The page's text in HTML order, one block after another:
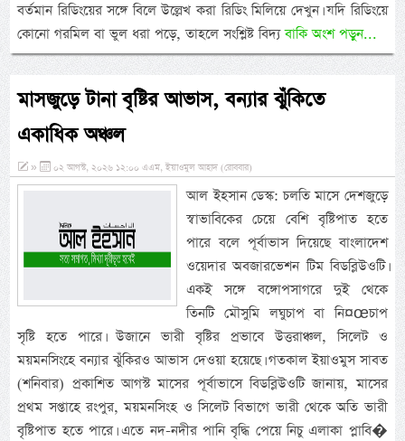
বর্তমান রিডিংয়ের সঙ্গে বিলে উল্লেখ করা রিডিং মিলিয়ে দেখুন। যদি রিডিংয়ে
কোনো গরমিল বা ভুল ধরা পড়ে, তাহলে সংশ্লিষ্ট বিদ্যবাকি অংশ পড়ুন...
মাসজুড়ে টানা বৃষ্টির আভাস, বন্যার ঝুঁকিতে
একাধিক অঞ্চল
» ০২ আগস্ট, ২০২৬ ১২:০০ এএম, ইয়াওমুল আহাদ (রোববার)
আল ইহসান ডেস্ক: চলতি মাসে দেশজুড়ে
স্বাভাবিকের চেয়ে বেশি বৃষ্টিপাত হতে
পারে বলে পূর্বাভাস দিয়েছে বাংলাদেশ
ওয়েদার অবজারভেশন টিম বিডব্লিউওটি।
একই সঙ্গে বঙ্গোপসাগরে দুই থেকে
তিনটি মৌসুমি লঘুচাপ বা নি¤œচাপ
সৃষ্টি হতে পারে। উজানে ভারী বৃষ্টির প্রভাবে উত্তরাঞ্চল, সিলেট ও
ময়মনসিংহে বন্যার ঝুঁকিরও আভাস দেওয়া হয়েছে। গতকাল ইয়াওমুস সাবত
(শনিবার) প্রকাশিত আগস্ট মাসের পূর্বাভাসে বিডব্লিউওটি জানায়, মাসের
প্রথম সপ্তাহে রংপুর, ময়মনসিংহ ও সিলেট বিভাগে ভারী থেকে অতি ভারী
বৃষ্টিপাত হতে পারে। এতে নদ-নদীর পানি বৃদ্ধি পেয়ে নিচু এলাকা প্লাবি�